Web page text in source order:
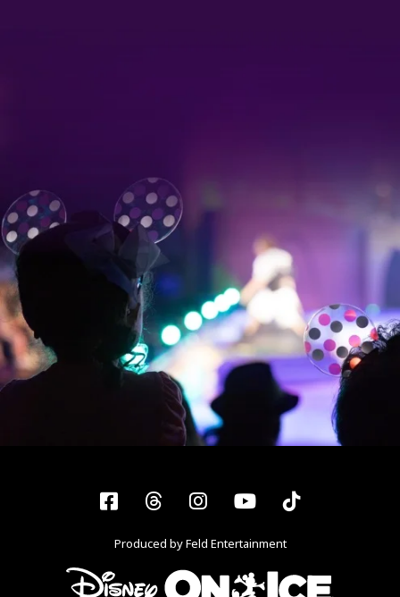
Facebook
ThreadsInstagram
YouTubeTiktok
Produced by Feld Entertainment